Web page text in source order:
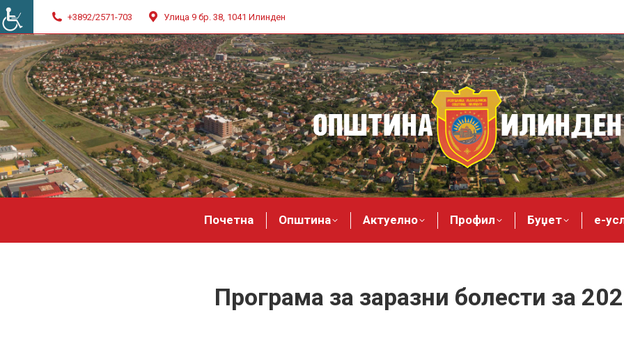
+3892/2571-703 Улица 9 бр. 38, 1041 Илинден
Почетна Општина Актуелно Профил Буџет е-
Програма за заразни болести за